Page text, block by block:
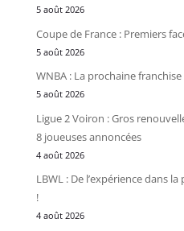
5 août 2026
Coupe de France : Premiers
5 août 2026
WNBA : La prochaine
5 août 2026
Ligue 2 Voiron : Gros
8 joueuses annoncées
4 août 2026
LBWL : De l’expérience dans
!
4 août 2026